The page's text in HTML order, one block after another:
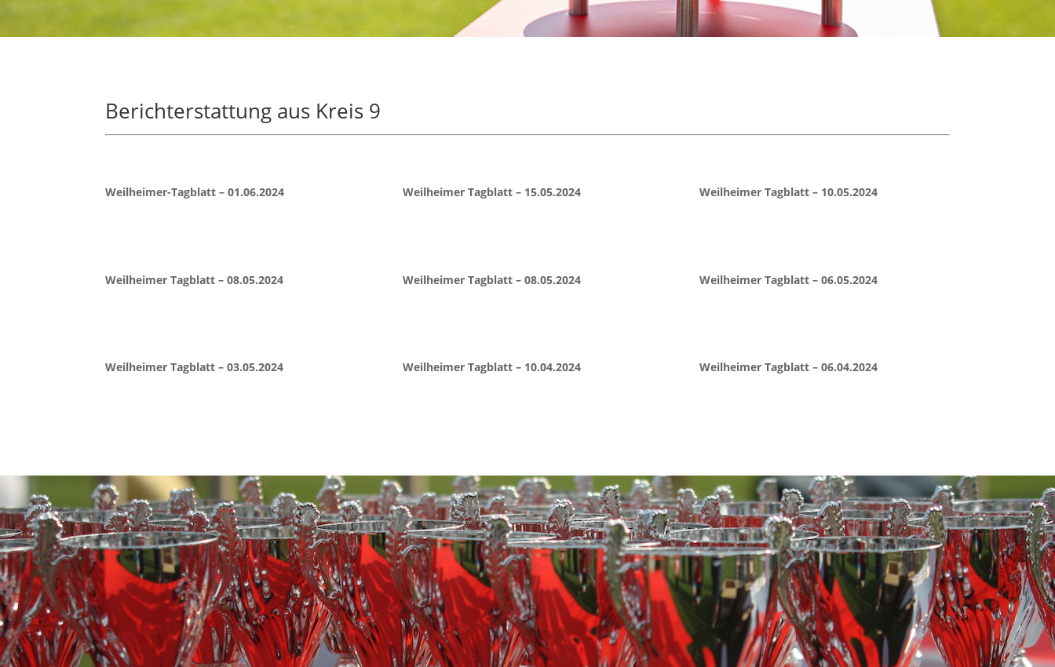
Berichterstattung aus Kreis 9
Weilheimer-Tagblatt – 01.06.2024 Weilheimer Tagblatt – 15.05.2024 Weilheimer Tagblatt – 10.05.2024
Weilheimer Tagblatt – 08.05.2024 Weilheimer Tagblatt – 08.05.2024 Weilheimer Tagblatt – 06.05.2024
Weilheimer Tagblatt – 03.05.2024 Weilheimer Tagblatt – 10.04.2024 Weilheimer Tagblatt – 06.04.2024